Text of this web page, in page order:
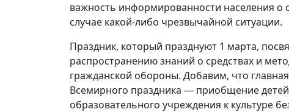
важность информированности населения о
случае какой-либо чрезвычайной ситуации.
Праздник, который празднуют 1 марта,
распространению знаний о средствах и
гражданской обороны. Добавим, что
Всемирного праздника — приобщение
образовательного учреждения к культуре